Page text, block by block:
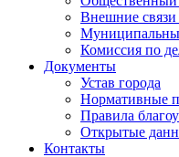
Внешние связи
Комиссия по
Документы
Устав города
Нормативные
Правила
Открытые
Контакты